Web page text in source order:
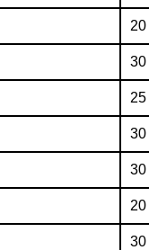
30
30
30
30